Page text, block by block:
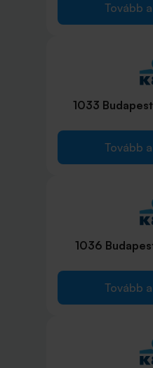
Tovább
1033
Tovább
1036
Tovább